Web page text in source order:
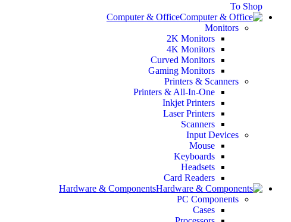
To Shop
Computer & Office
Monitors
2K Monitors
4K Monitors
Curved Monitors
Gaming Monitors
Printers & Scanners
Printers & All-In-One
Inkjet Printers
Laser Printers
Scanners
Input Devices
Mouse
Keyboards
Headsets
Card Readers
Hardware & Components
PC Components
Cases